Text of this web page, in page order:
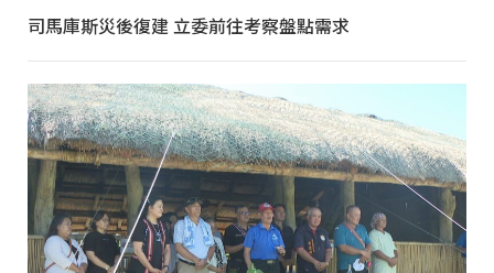
司馬庫斯災後復建 立委前往考察盤點需求